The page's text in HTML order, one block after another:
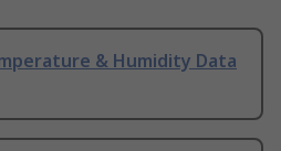
& Humidity Data